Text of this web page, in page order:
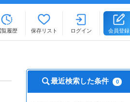
覧履歴 保存リスト ログイン 会員登録
最近検索した条件 0